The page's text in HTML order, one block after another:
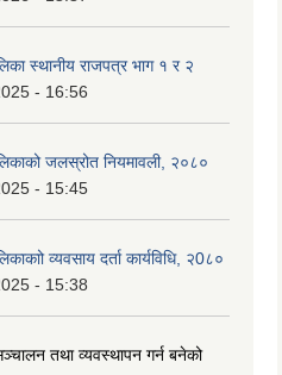
स्थानीय राजपत्र भाग १ र २
- 16:56
जलस्रोत नियमावली, २०८०
- 15:45
व्यवसाय दर्ता कार्यविधि, २0८०
- 15:38
तथा व्यवस्थापन गर्न बनेको